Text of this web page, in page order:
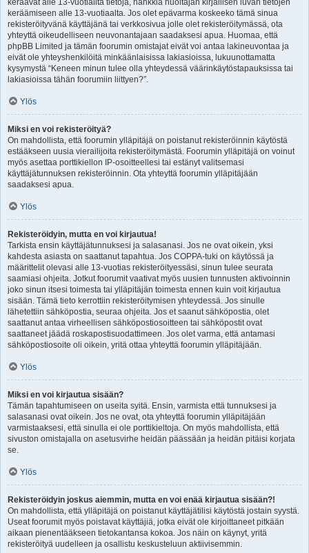
keräävät alle 13-vuotiailta tietoja, hankkia huoltajan kirjallisen luvan tietojen
keräämiseen alle 13-vuotiaalta. Jos olet epävarma koskeeko tämä sinua
rekisteröityvänä käyttäjänä tai verkkosivua jolle olet rekisteröitymässä, ota
yhteyttä oikeudelliseen neuvonantajaan saadaksesi apua. Huomaa, että
phpBB Limited ja tämän foorumin omistajat eivät voi antaa lakineuvontaa ja
eivät ole yhteyshenkilöitä minkäänlaisissa lakiasioissa, lukuunottamatta
kysymystä “Keneen minun tulee olla yhteydessä väärinkäytöstapauksissa tai
lakiasioissa tähän foorumiin liittyen?”.
Ylös
Miksi en voi rekisteröityä?
On mahdollista, että foorumin ylläpitäjä on poistanut rekisteröinnin käytöstä
estääkseen uusia vierailijoita rekisteröitymästä. Foorumin ylläpitäjä on voinut
myös asettaa porttikiellon IP-osoitteellesi tai estänyt valitsemasi
käyttäjätunnuksen rekisteröinnin. Ota yhteyttä foorumin ylläpitäjään
saadaksesi apua.
Ylös
Rekisteröidyin, mutta en voi kirjautua!
Tarkista ensin käyttäjätunnuksesi ja salasanasi. Jos ne ovat oikein, yksi
kahdesta asiasta on saattanut tapahtua. Jos COPPA-tuki on käytössä ja
määrittelit olevasi alle 13-vuotias rekisteröityessäsi, sinun tulee seurata
saamiasi ohjeita. Jotkut foorumit vaativat myös uusien tunnusten aktivoinnin
joko sinun itsesi toimesta tai ylläpitäjän toimesta ennen kuin voit kirjautua
sisään. Tämä tieto kerrottiin rekisteröitymisen yhteydessä. Jos sinulle
lähetettiin sähköpostia, seuraa ohjeita. Jos et saanut sähköpostia, olet
saattanut antaa virheellisen sähköpostiosoitteen tai sähköpostit ovat
saattaneet jäädä roskapostisuodattimeen. Jos olet varma, että antamasi
sähköpostiosoite oli oikein, yritä ottaa yhteyttä foorumin ylläpitäjään.
Ylös
Miksi en voi kirjautua sisään?
Tämän tapahtumiseen on useita syitä. Ensin, varmista että tunnuksesi ja
salasanasi ovat oikein. Jos ne ovat, ota yhteyttä foorumin ylläpitäjään
varmistaaksesi, että sinulla ei ole porttikieltoja. On myös mahdollista, että
sivuston omistajalla on asetusvirhe heidän päässään ja heidän pitäisi korjata
se.
Ylös
Rekisteröidyin joskus aiemmin, mutta en voi enää kirjautua sisään?!
On mahdollista, että ylläpitäjä on poistanut käyttäjätilisi käytöstä jostain syystä.
Useat foorumit myös poistavat käyttäjiä, jotka eivät ole kirjoittaneet pitkään
aikaan pienentääkseen tietokantansa kokoa. Jos näin on käynyt, yritä
rekisteröityä uudelleen ja osallistu keskusteluun aktiivisemmin.